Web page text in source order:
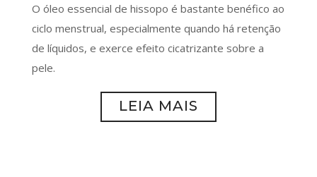
O óleo essencial de hissopo é bastante benéfico ao
ciclo menstrual, especialmente quando há retenção
de líquidos, e exerce efeito cicatrizante sobre a
pele.
LEIA MAIS